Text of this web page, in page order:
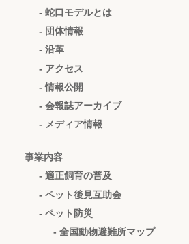
- 蛇口モデルとは
- 団体情報
- 沿革
- アクセス
- 情報公開
- 会報誌アーカイブ
- メディア情報
事業内容
- 適正飼育の普及
- ペット後見互助会
- ペット防災
- 全国動物避難所マップ